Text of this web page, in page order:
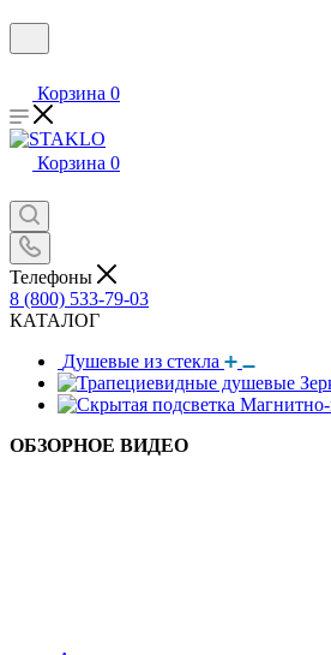
Корзина 0
Корзина 0
Телефоны
8 (800) 533-79-03
КАТАЛОГ
Душевые из стекла
ОБЗОРНОЕ ВИДЕО